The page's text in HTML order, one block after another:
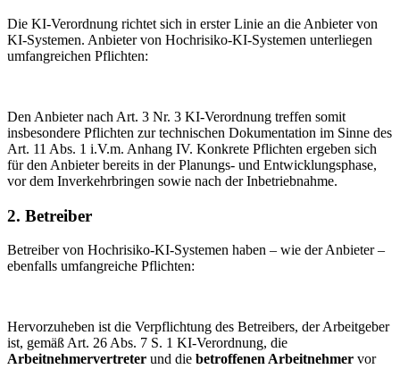
Die KI-Verordnung richtet sich in erster Linie an die Anbieter von
KI-Systemen. Anbieter von Hochrisiko-KI-Systemen unterliegen
umfangreichen Pflichten:
Den Anbieter nach Art. 3 Nr. 3 KI-Verordnung treffen somit
insbesondere Pflichten zur technischen Dokumentation im Sinne des
Art. 11 Abs. 1 i.V.m. Anhang IV. Konkrete Pflichten ergeben sich
für den Anbieter bereits in der Planungs- und Entwicklungsphase,
vor dem Inverkehrbringen sowie nach der Inbetriebnahme.
2. Betreiber
Betreiber von Hochrisiko-KI-Systemen haben – wie der Anbieter –
ebenfalls umfangreiche Pflichten:
Hervorzuheben ist die Verpflichtung des Betreibers, der Arbeitgeber
ist, gemäß Art. 26 Abs. 7 S. 1 KI-Verordnung, die
Arbeitnehmervertreter und die betroffenen Arbeitnehmer vor